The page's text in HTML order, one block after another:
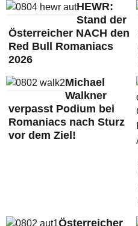
HEWR:
Stand der
Österreicher NACH den
Red Bull Romaniacs
2026
Michael
Walkner
verpasst Podium bei
Romaniacs nach Sturz
vor dem Ziel!
Österreicher